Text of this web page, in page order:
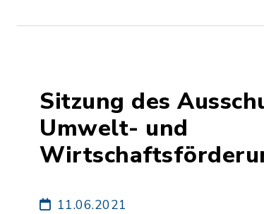
Sitzung des
Umwelt- und
11.06.2021